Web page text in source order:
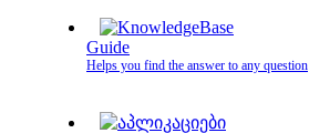
Guide
Helps you find the answer to any question